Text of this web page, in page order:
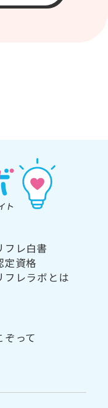
フレ白書
定資格
フレラボとは
ぞって